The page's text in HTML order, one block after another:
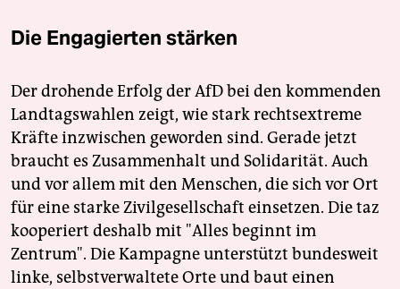
Die Engagierten stärken
Der drohende Erfolg der AfD bei den kommenden
Landtagswahlen zeigt, wie stark rechtsextreme
Kräfte inzwischen geworden sind. Gerade jetzt
braucht es Zusammenhalt und Solidarität. Auch
und vor allem mit den Menschen, die sich vor Ort
für eine starke Zivilgesellschaft einsetzen. Die taz
kooperiert deshalb mit "Alles beginnt im
Zentrum". Die Kampagne unterstützt bundesweit
linke, selbstverwaltete Orte und baut einen